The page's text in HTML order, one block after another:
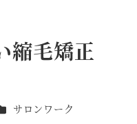
縮毛矯正
テゴリー
サロンワーク